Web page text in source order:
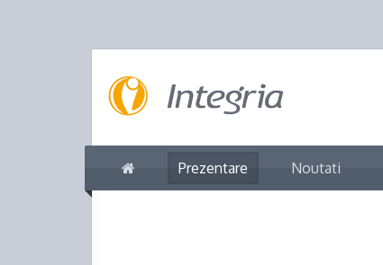
Prezentare Noutati